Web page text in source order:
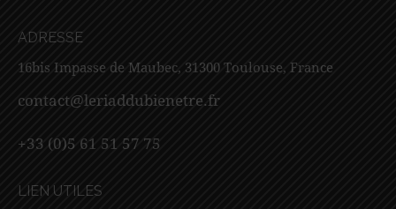
ADRESSE
16bis Impasse de Maubec, 31300 Toulouse, France
contact@leriaddubienetre.fr
+33 (0)5 61 51 57 75
LIEN UTILES